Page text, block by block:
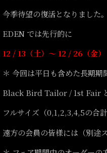
今季待望の復活となりました。
EDEN では先行的に
12 / 13（土）〜 12 / 26（金）
＊ 今回は平日も含めた長期期
Black Bird Tailor / 1st Fair
フルサイズ（0,1,2,3,4,5の合
遠方の会員の皆様には（別途